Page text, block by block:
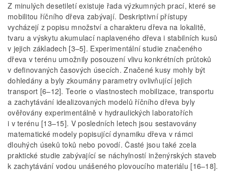
Z minulých desetiletí existuje řada výzkumných prací, které se
mobilitou říčního dřeva zabývají. Deskriptivní přístupy
vycházejí z popisu množství a charakteru dřeva na lokalitě,
tvaru a výskytu akumulací naplaveného dřeva i stabilních kusů
v jejich základech [3–5]. Experimentální studie značeného
dřeva v terénu umožnily posouzení vlivu konkrétních průtoků
v definovaných časových úsecích. Značené kusy mohly být
dohledány a byly zkoumány parametry ovlivňující jejich
transport [6–12]. Teorie o vlastnostech mobilizace, transportu
a zachytávání idealizovaných modelů říčního dřeva byly
ověřovány experimentálně v hydraulických laboratořích
i v terénu [13–15]. V posledních letech jsou sestavovány
matematické modely popisující dynamiku dřeva v rámci
dlouhých úseků toků nebo povodí. Časté jsou také zcela
praktické studie zabývající se náchylností inženýrských staveb
k zachytávání vodou unášeného plovoucího materiálu [16–18].